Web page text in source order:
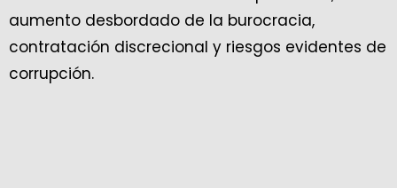
aumento desbordado de la burocracia,
contratación discrecional y riesgos evidentes de
corrupción.